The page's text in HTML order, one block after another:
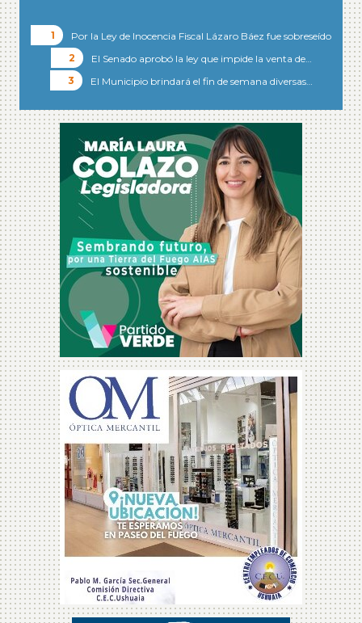
Por la Ley de Inocencia Fiscal Lázaro Báez fue sobreseído
El Senado aprobó la ley que impide la venta de…
El Municipio brindará el fin de semana diversas…